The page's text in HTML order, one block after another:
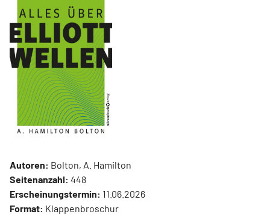
Autoren: Bolton, A. Hamilton
Seitenanzahl: 448
Erscheinungstermin: 11.06.2026
Format: Klappenbroschur